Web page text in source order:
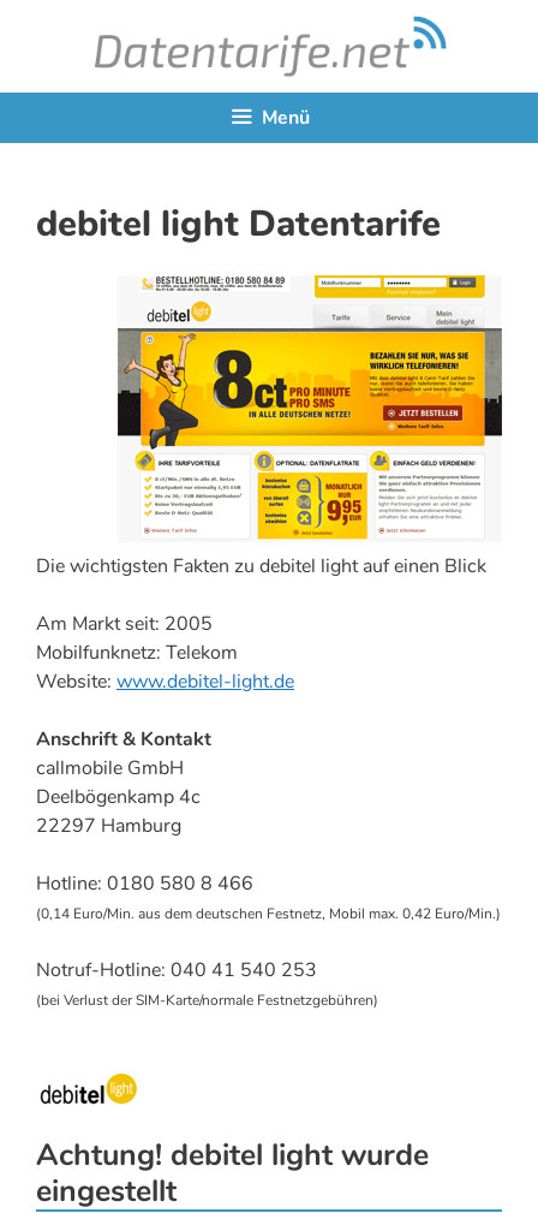
Menü
debitel light Datentarife
Die wichtigsten Fakten zu debitel light auf einen Blick
Am Markt seit: 2005
Mobilfunknetz: Telekom
Website: www.debitel-light.de
Anschrift & Kontakt
callmobile GmbH
Deelbögenkamp 4c
22297 Hamburg
Hotline: 0180 580 8 466
(0,14 Euro/Min. aus dem deutschen Festnetz, Mobil max. 0,42 Euro/Min.)
Notruf-Hotline: 040 41 540 253
(bei Verlust der SIM-Karte/normale Festnetzgebühren)
Achtung! debitel light wurde
eingestellt